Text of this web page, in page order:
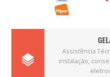
Assistência
instalação,